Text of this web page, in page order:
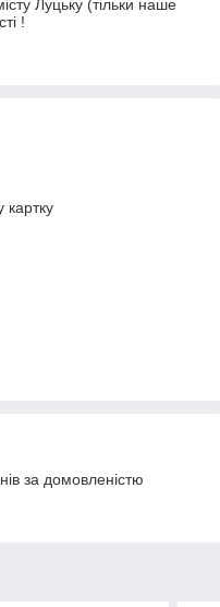
Луцьку (тільки наше
!
картку
за домовленістю